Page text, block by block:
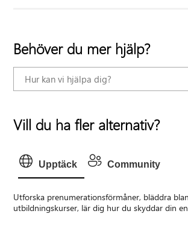
Behöver du mer hjälp?
Vill du ha fler alternativ?
Upptäck Community
Utforska prenumerationsförmåner, bläddra
utbildningskurser, lär dig hur du skyddar din